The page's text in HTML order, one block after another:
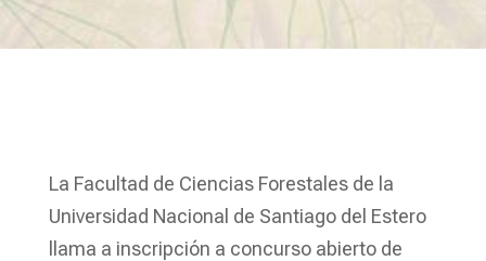
La Facultad de Ciencias Forestales de la
Universidad Nacional de Santiago del Estero
llama a inscripción a concurso abierto de